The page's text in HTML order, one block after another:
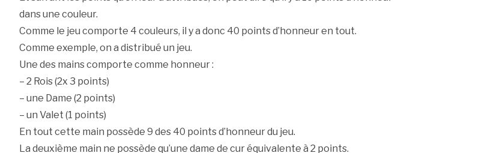
dans une couleur.
Comme le jeu comporte 4 couleurs, il y a donc 40 points d’honneur en tout.
Comme exemple, on a distribué un jeu.
Une des mains comporte comme honneur :
– 2 Rois (2x 3 points)
– une Dame (2 points)
– un Valet (1 points)
En tout cette main possède 9 des 40 points d’honneur du jeu.
La deuxième main ne possède qu’une dame de cur équivalente à 2 points.